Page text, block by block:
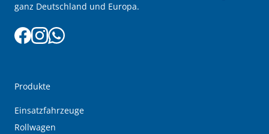
ganz Deutschland und Europa.
Produkte
Einsatzfahrzeuge
Rollwagen